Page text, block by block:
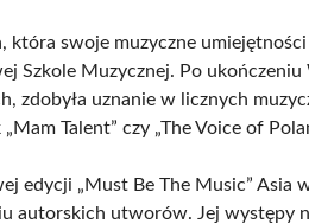
która swoje muzyczne
Szkole Muzycznej. Po
zdobyła uznanie w licznych
Talent” czy „The Voice of
edycji „Must Be The Music” Asia
autorskich utworów. Jej występy